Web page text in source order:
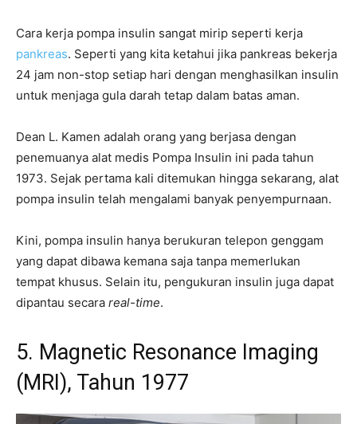
Cara kerja pompa insulin sangat mirip seperti kerja
pankreas. Seperti yang kita ketahui jika pankreas bekerja
24 jam non-stop setiap hari dengan menghasilkan insulin
untuk menjaga gula darah tetap dalam batas aman.
Dean L. Kamen adalah orang yang berjasa dengan
penemuanya alat medis Pompa Insulin ini pada tahun
1973. Sejak pertama kali ditemukan hingga sekarang, alat
pompa insulin telah mengalami banyak penyempurnaan.
Kini, pompa insulin hanya berukuran telepon genggam
yang dapat dibawa kemana saja tanpa memerlukan
tempat khusus. Selain itu, pengukuran insulin juga dapat
dipantau secara real-time.
5. Magnetic Resonance Imaging
(MRI), Tahun 1977